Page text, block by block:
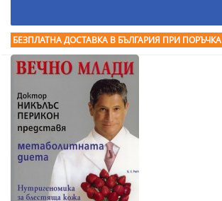
БЕЗПЛАТНА ДОСТАВКА В БЪЛГАРИЯ ПРИ ПОРЪЧКА